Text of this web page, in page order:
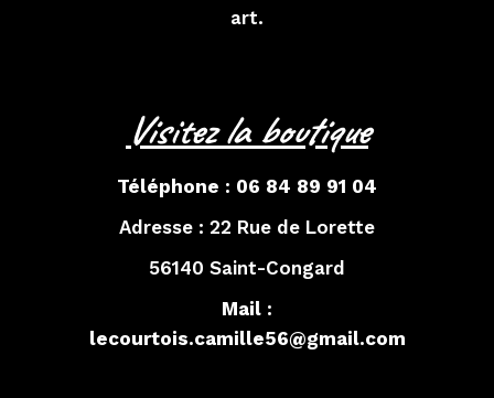
art.
Visitez la boutique
Téléphone : 06 84 89 91 04
Adresse : 22 Rue de Lorette
56140 Saint-Congard
Mail :
lecourtois.camille56@gmail.com